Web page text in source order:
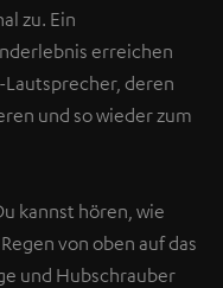
zu. Ein
erreichen
deren
und so wieder zum
kannst hören, wie
von oben auf das
und Hubschrauber